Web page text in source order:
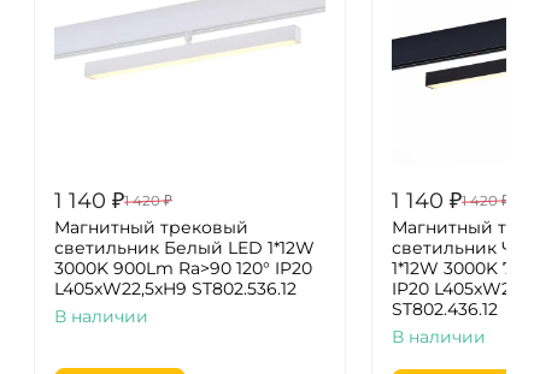
1 140 ₽1 420 ₽
Магнитный трековый
светильник Белый LED 1*12W
3000K 900Lm Ra>90 120° IP20
L405xW22,5xH9 ST802.536.12
В наличии
1 140 ₽1 420 ₽
Магнитный
светильник
1*12W 3000K
IP20
ST802.436.12
В наличии